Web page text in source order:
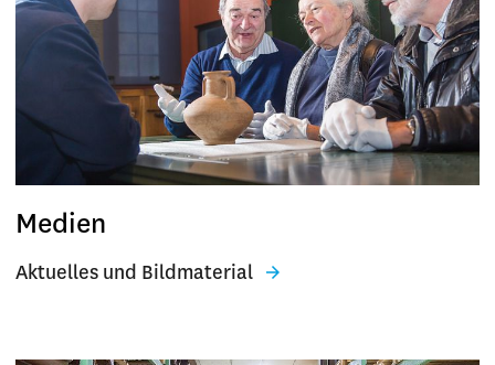
Medien
Aktuelles und Bildmaterial